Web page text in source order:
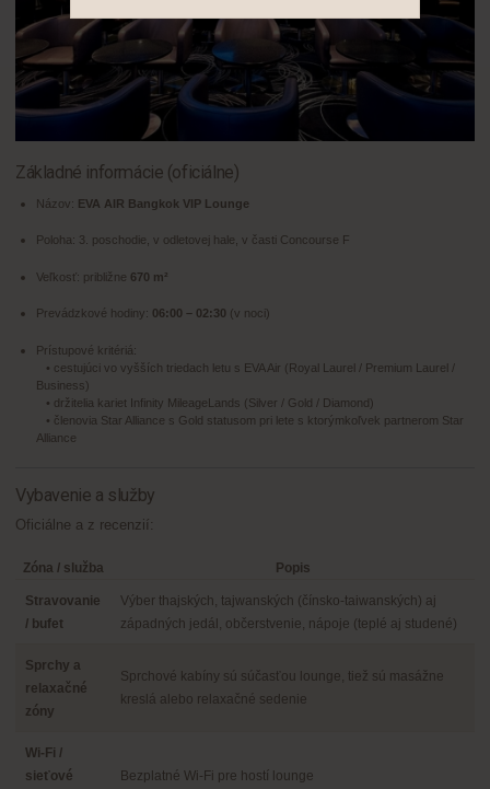
Základné informácie (oficiálne)
Názov: EVA AIR Bangkok VIP Lounge
Poloha: 3. poschodie, v odletovej hale, v časti Concourse F
Veľkosť: približne 670 m²
Prevádzkové hodiny: 06:00 – 02:30 (v noci)
Prístupové kritériá:
• cestujúci vo vyšších triedach letu s EVA Air (Royal Laurel / Premium Laurel /
Business)
• držitelia kariet Infinity MileageLands (Silver / Gold / Diamond)
• členovia Star Alliance s Gold statusom pri lete s ktorýmkoľvek partnerom Star
Alliance
Vybavenie a služby
Oficiálne a z recenzií:
Zóna / služba Popis
Stravovanie
/ bufet
Výber thajských, tajwanských (čínsko-taiwanských) aj
západných jedál, občerstvenie, nápoje (teplé aj studené)
Sprchy a
relaxačné
zóny
Sprchové kabíny sú súčasťou lounge, tiež sú masážne
kreslá alebo relaxačné sedenie
Wi-Fi /
sieťové
Bezplatné Wi-Fi pre hostí lounge